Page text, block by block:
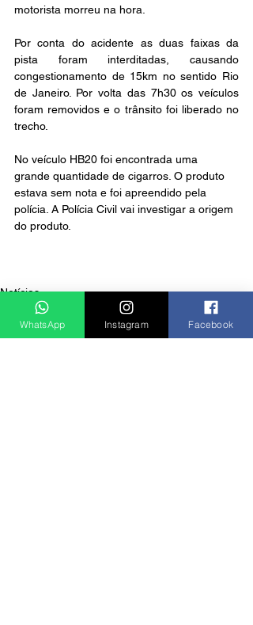
motorista morreu na hora.
Por conta do acidente as duas faixas da
pista foram interditadas, causando
congestionamento de 15km no sentido Rio
de Janeiro. Por volta das 7h30 os veículos
foram removidos e o trânsito foi liberado no
trecho.
No veículo HB20 foi encontrada uma
grande quantidade de cigarros. O produto
estava sem nota e foi apreendido pela
polícia. A Polícia Civil vai investigar a origem
do produto.
Notícias
WhatsApp Instagram Facebook